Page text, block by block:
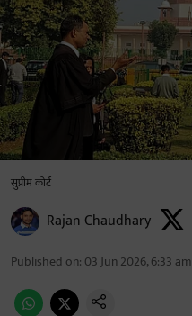
सुप्रीम कोर्ट
Rajan Chaudhary
Published on: 03 Jun 2026, 6:33 am